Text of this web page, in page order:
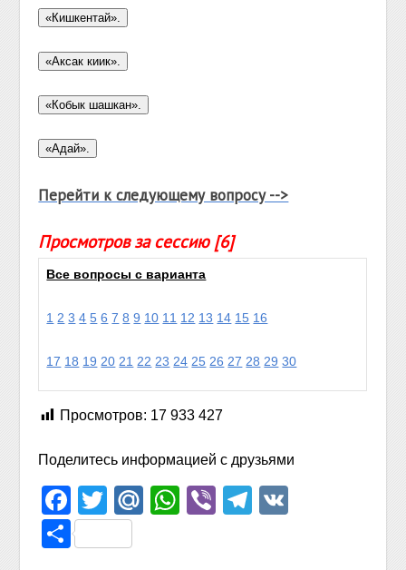
Перейти к следующему вопросу -->
Просмотров за сессию [6]
Все вопросы с варианта
1 2 3 4 5 6 7 8 9 10 11 12 13 14 15 16
17 18 19 20 21 22 23 24 25 26 27 28 29 30
Просмотров: 17 933 427
Поделитесь информацией с друзьями
Facebook
TwitterMail.Ru
WhatsApp
ViberTelegram
Отправить